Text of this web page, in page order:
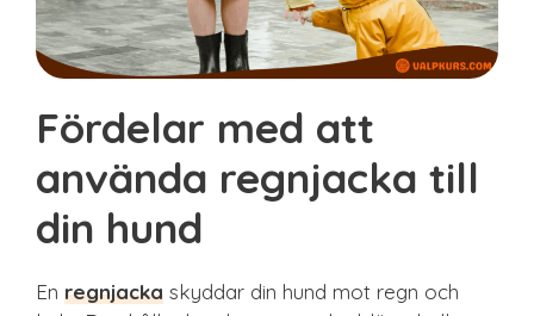
Fördelar med att
använda regnjacka till
din hund
En regnjacka skyddar din hund mot regn och